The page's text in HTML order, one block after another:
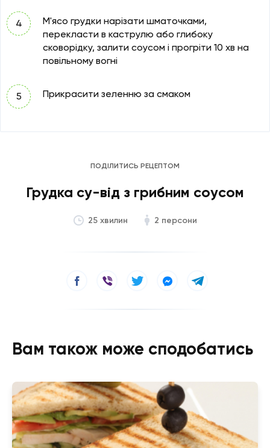
М'ясо грудки нарізати шматочками,
перекласти в каструлю або глибоку
сковорідку, залити соусом і прогріти 10 хв на
повільному вогні
Прикрасити зеленню за смаком
ПОДІЛИТИСЬ РЕЦЕПТОМ
Грудка су-від з грибним соусом
25 хвилин 2 персони
Вам також може сподобатись